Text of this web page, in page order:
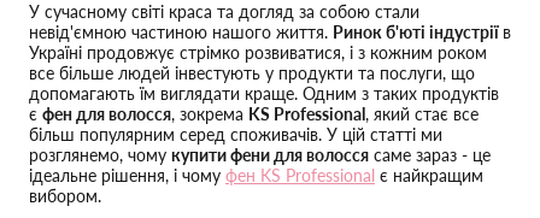
У сучасному світі краса та догляд за собою стали
невід'ємною частиною нашого життя. Ринок б'юті індустрії в
Україні продовжує стрімко розвиватися, і з кожним роком
все більше людей інвестують у продукти та послуги, що
допомагають їм виглядати краще. Одним з таких продуктів
є фен для волосся, зокрема KS Professional, який стає все
більш популярним серед споживачів. У цій статті ми
розглянемо, чому купити фени для волосся саме зараз - це
ідеальне рішення, і чому фен KS Professional є найкращим
вибором.